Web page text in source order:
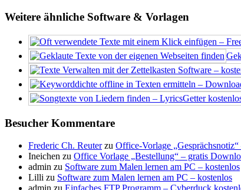
Weitere ähnliche Software & Vorlagen
Besucher Kommentare
Frederic Ch. Reuterzu Office-Vorlage
Ineichen zu Office Vorlage „Bestellung“ – gratis
admin zu Software zum Malen lernen am PC – kostenlos
Lilli zu Software zum Malen lernen am PC – kostenlos